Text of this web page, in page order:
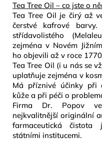
Tea Tree Oil – co jste o
Tea Tree Oil je čirý až
čerstvé kafrové
střídavolistého
zejména v Novém
ho objevili až v roce
Tea Tree Oil (i u nás se
uplatňuje zejména v
Má příznivé účinky při
kůže a při péči o
Firma Dr. Popov
nejkvalitnější originální
farmaceutická čistota
státními institucemi.
e
m
e
MÝDLO
KŘIŠŤÁLOVÉ
SPIRÁLOVÉ
RŮŽE
140G
89
Kč